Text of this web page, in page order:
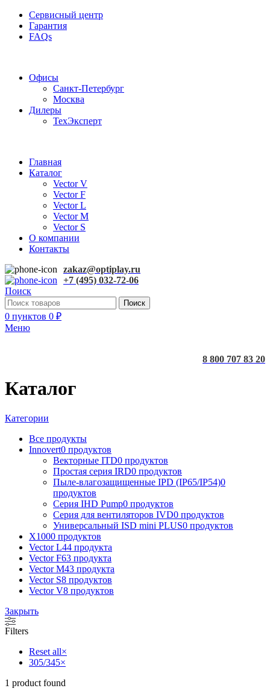
Сервисный центр
Гарантия
FAQs
Офисы
Санкт-Петербург
Москва
Дилеры
ТехЭксперт
Главная
Каталог
Vector V
Vector F
Vector L
Vector M
Vector S
О компании
Контакты
zakaz@optiplay.ru
+7 (495) 032-72-06
Поиск
Поиск
0 пунктов 0 ₽
Меню
8 800 707 83 20
Каталог
Категории
Все продукты
Innovert0 продуктов
Векторные ITD0 продуктов
Простая серия IRD0 продуктов
Пыле-влагозащищенные IPD (IP65/IP54)0
продуктов
Серия IHD Pump0 продуктов
Серия для вентиляторов IVD0 продуктов
Универсальный ISD mini PLUS0 продуктов
X1000 продуктов
Vector L44 продукта
Vector F63 продукта
Vector M43 продукта
Vector S8 продуктов
Vector V8 продуктов
Закрыть
Filters
Reset all×
305/345×
1 product found